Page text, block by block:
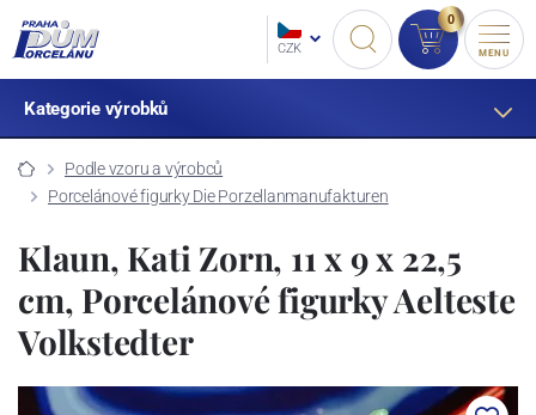
CZK
0
MENU
Kategorie výrobků
Podle vzoru a výrobců
Porcelánové figurky Die Porzellanmanufakturen
Klaun, Kati Zorn, 11 x 9 x 22,5
cm, Porcelánové figurky Aelteste
Volkstedter